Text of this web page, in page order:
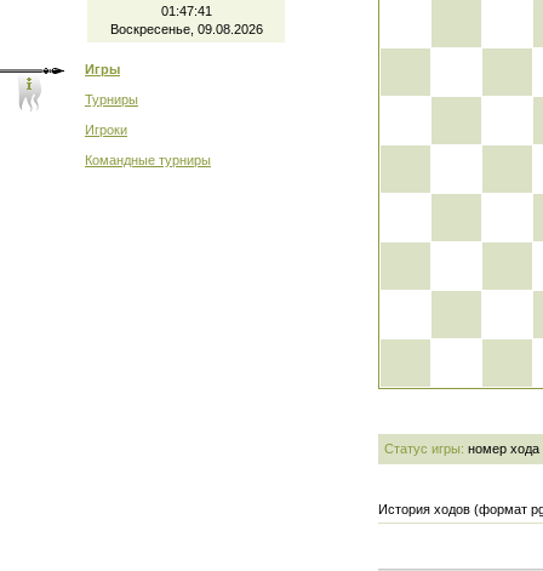
01:47:41
Воскресенье, 09.08.2026
Игры
Турниры
Игроки
Командные турниры
Статус игры: номер хода
История ходов (формат